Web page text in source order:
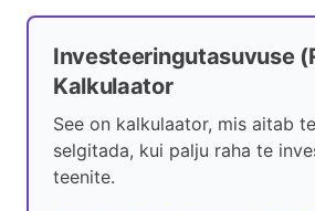
Investeeringutasuvuse
Kalkulaator
See on kalkulaator, mis aitab
selgitada, kui palju raha te
teenite.